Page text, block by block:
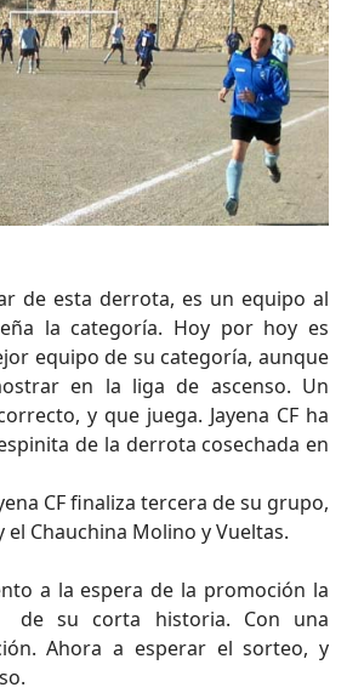
de esta derrota, es un equipo al
la categoría. Hoy por hoy es
equipo de su categoría, aunque
en la liga de ascenso. Un
y que juega. Jayena CF ha
de la derrota cosechada en
CF finaliza tercera de su grupo,
Chauchina Molino y Vueltas.
a la espera de la promoción la
de su corta historia. Con una
Ahora a esperar el sorteo, y